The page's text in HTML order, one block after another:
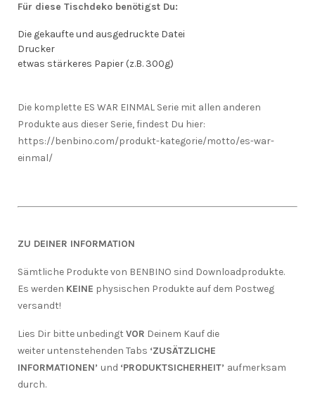
Für diese Tischdeko benötigst Du:
Die gekaufte und ausgedruckte Datei
Drucker
etwas stärkeres Papier (z.B. 300g)
Die komplette ES WAR EINMAL Serie mit allen anderen
Produkte aus dieser Serie, findest Du hier:
https://benbino.com/produkt-kategorie/motto/es-war-
einmal/
ZU DEINER INFORMATION
Sämtliche Produkte von BENBINO sind Downloadprodukte.
Es werden KEINE physischen Produkte auf dem Postweg
versandt!
Lies Dir bitte unbedingt VOR Deinem Kauf die
weiter untenstehenden Tabs ‘ZUSÄTZLICHE
INFORMATIONEN’ und ‘PRODUKTSICHERHEIT’ aufmerksam
durch.